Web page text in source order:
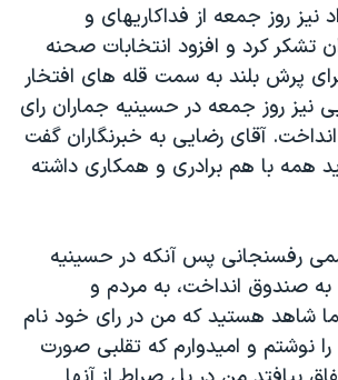
روز جمعه از فداکاریهای و
تشکر کرد و افزود انتخابات صحنه
پرش بلند به سمت قله های افتخار
روز جمعه در حسینیه جماران رای
آقای رضایی به خبرنگاران گفت
همه با هم برادری و همکاری داشته
رفسنجانی پس آنکه در حسينيه
به صندوق انداخت، به مردم و
شاهد هستيد که من در رای خود نام
نوشتم و اميدوارم که تقلبی صورت